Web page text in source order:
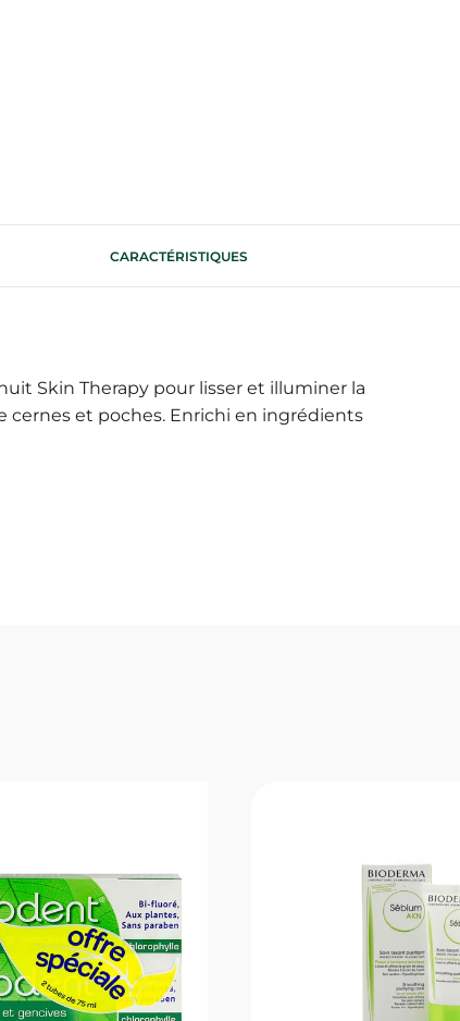
CARACTÉRISTIQUES
Skin Therapy pour lisser et illuminer la
cernes et poches. Enrichi en ingrédients